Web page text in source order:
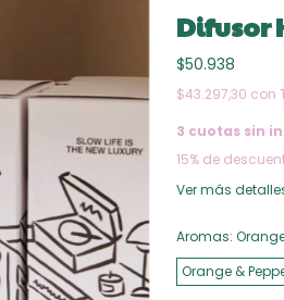
Difusor
$50.938
$43.297,30 con
3 cuotas sin
15% de
Ver más
Aromas:
Orange &